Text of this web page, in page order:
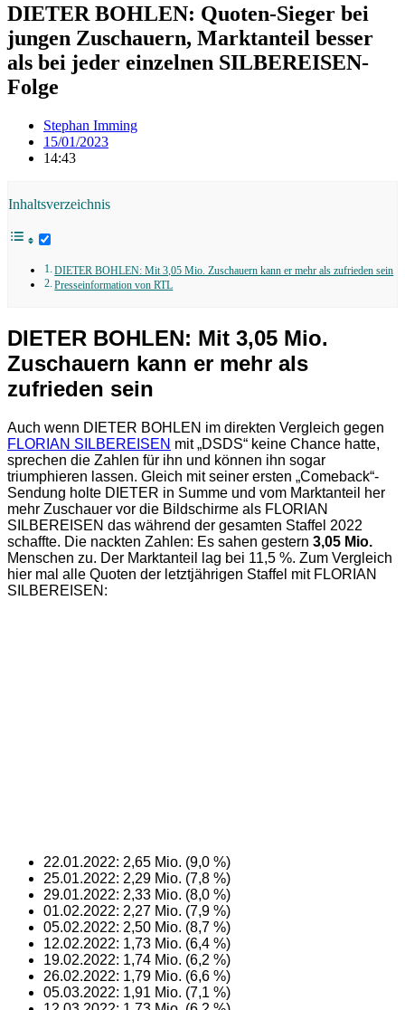
DIETER BOHLEN: Quoten-Sieger bei
jungen Zuschauern, Marktanteil besser
als bei jeder einzelnen SILBEREISEN-
Folge
Stephan Imming
15/01/2023
14:43
Inhaltsverzeichnis
DIETER BOHLEN: Mit 3,05 Mio. Zuschauern kann er mehr als zufrieden sein
Presseinformation von RTL
DIETER BOHLEN: Mit 3,05 Mio.
Zuschauern kann er mehr als
zufrieden sein
Auch wenn DIETER BOHLEN im direkten Vergleich gegen
FLORIAN SILBEREISEN mit „DSDS“ keine Chance hatte,
sprechen die Zahlen für ihn und können ihn sogar
triumphieren lassen. Gleich mit seiner ersten „Comeback“-
Sendung holte DIETER in Summe und vom Marktanteil her
mehr Zuschauer vor die Bildschirme als FLORIAN
SILBEREISEN das während der gesamten Staffel 2022
schaffte. Die nackten Zahlen: Es sahen gestern 3,05 Mio.
Menschen zu. Der Marktanteil lag bei 11,5 %. Zum Vergleich
hier mal alle Quoten der letztjährigen Staffel mit FLORIAN
SILBEREISEN:
22.01.2022: 2,65 Mio. (9,0 %)
25.01.2022: 2,29 Mio. (7,8 %)
29.01.2022: 2,33 Mio. (8,0 %)
01.02.2022: 2,27 Mio. (7,9 %)
05.02.2022: 2,50 Mio. (8,7 %)
12.02.2022: 1,73 Mio. (6,4 %)
19.02.2022: 1,74 Mio. (6,2 %)
26.02.2022: 1,79 Mio. (6,6 %)
05.03.2022: 1,91 Mio. (7,1 %)